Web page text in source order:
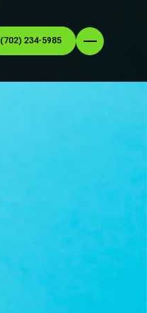
(702) 234-5985